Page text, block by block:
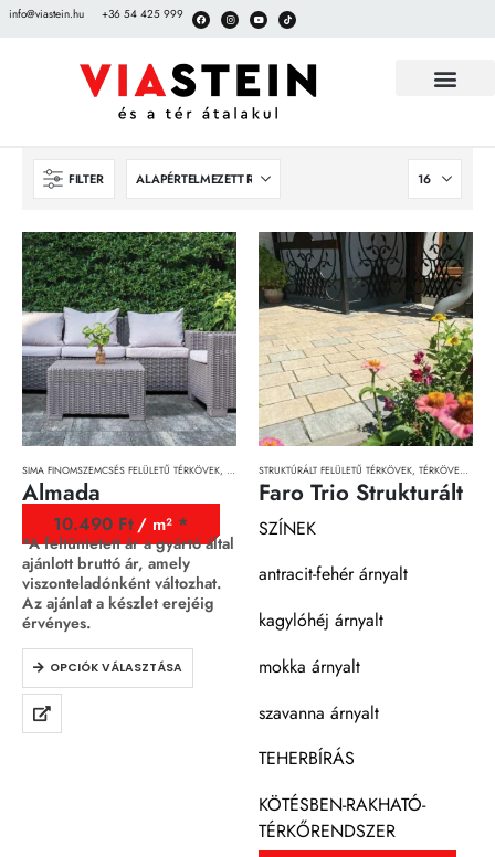
info@viastein.hu +36 54 425 999
FILTER
SIMA FINOMSZEMCSÉS FELÜLETŰ TÉRKÖVEK, TÉRKÖVEK, TÉRKŐRENDSZEREK ÉS LAPOK
Almada
10.490 Ft/ m²
*A feltüntetett ár a gyártó által
ajánlott bruttó ár, amely
viszonteladónként változhat.
Az ajánlat a készlet erejéig
érvényes.
OPCIÓK VÁLASZTÁSA
STRUKTÚRÁLT FELÜLETŰ TÉRKÖVEK, TÉRKÖVEK, TÉRKŐRENDSZEREK ÉS LAPOK
Faro Trio Strukturált
SZÍNEK
antracit-fehér árnyalt
kagylóhéj árnyalt
mokka árnyalt
szavanna árnyalt
TEHERBÍRÁS
KÖTÉSBEN-RAKHATÓ-
TÉRKŐRENDSZER